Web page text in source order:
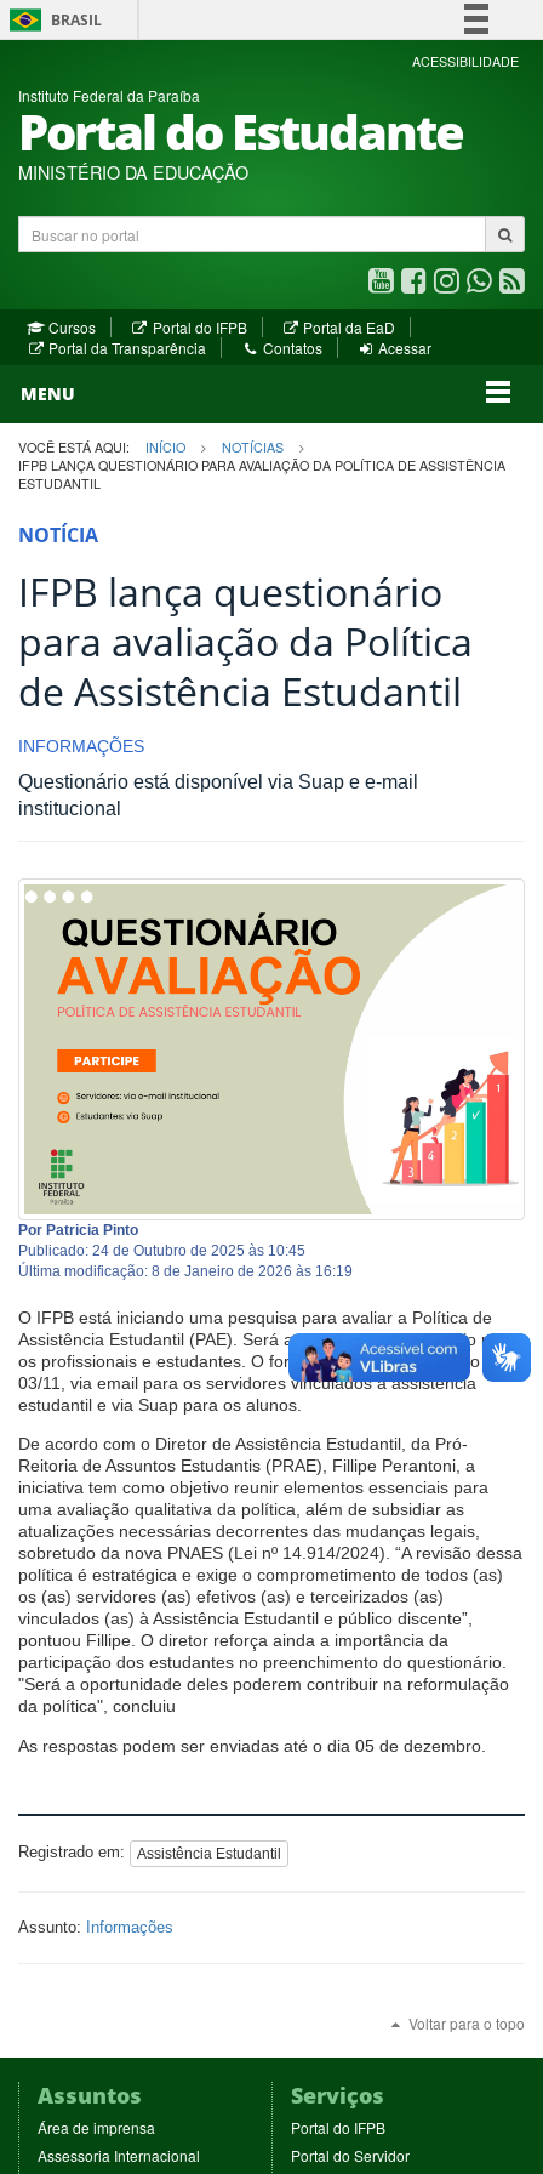
BRASIL
Simplifique!
Participe
ACESSIBILIDADE
Instituto Federal da Paraíba
Portal do Estudante
MINISTÉRIO DA EDUCAÇÃO
Buscar
no
Youtube
(abre
em
Facebook
(abre
Instagram
(abre
janela)
(abre
janela)
Cursos Portal do IFPB(abre
em
Portal da EaD
em
Portal da Transparência Contatos Acessar
MENU
VOCÊ ESTÁ AQUI: INÍCIO
NOTÍCIAS
IFPB LANÇA QUESTIONÁRIO PARA AVALIAÇÃO DA POLÍTICA DE ASSISTÊNCIA
ESTUDANTIL
NOTÍCIA
IFPB lança questionário
para avaliação da Política
de Assistência Estudantil
INFORMAÇÕES
Questionário está disponível via Suap e e-mail
institucional
Por Patricia Pinto
Publicado: 24 de Outubro de 2025 às 10:45
Última modificação: 8 de Janeiro de 2026 às 16:19
O IFPB está iniciando uma pesquisa para avaliar a Política de
Assistência Estudantil (PAE). Será aplicado um questionário para
os profissionais e estudantes. O formulário será enviado, no dia
03/11, via email para os servidores vinculados à assistência
estudantil e via Suap para os alunos.
De acordo com o Diretor de Assistência Estudantil, da Pró-
Reitoria de Assuntos Estudantis (PRAE), Fillipe Perantoni, a
iniciativa tem como objetivo reunir elementos essenciais para
uma avaliação qualitativa da política, além de subsidiar as
atualizações necessárias decorrentes das mudanças legais,
sobretudo da nova PNAES (Lei nº 14.914/2024). “A revisão dessa
política é estratégica e exige o comprometimento de todos (as)
os (as) servidores (as) efetivos (as) e terceirizados (as)
vinculados (as) à Assistência Estudantil e público discente”,
pontuou Fillipe. O diretor reforça ainda a importância da
participação dos estudantes no preenchimento do questionário.
"Será a oportunidade deles poderem contribuir na reformulação
da política", concluiu
As respostas podem ser enviadas até o dia 05 de dezembro.
Registrado em: Assistência Estudantil
Assunto: Informações
Voltar para o topo
Assuntos
Área de imprensa
em
nova
Assessoria Internacional
Serviços
Portal do IFPB(abre
em
nova
Portal do Servidor(abre